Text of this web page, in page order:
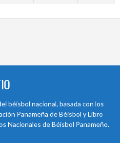
béisbol nacional, basada con los
Panameña de Béisbol y Libro
Nacionales de Béisbol Panameño.